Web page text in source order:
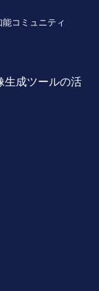
能コミュニティ
生成ツールの活